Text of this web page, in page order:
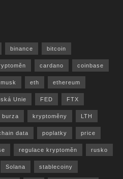
binance bitcoin
cardano coinbase
eth ethereum
Unie FED FTX
burza kryptoměny LTH
data poplatky price
regulace kryptoměn rusko
Solana stablecoiny